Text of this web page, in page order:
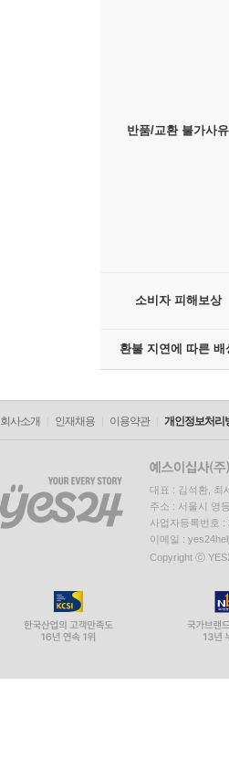
반품/교환 불가사유
소비자 피해보상
환불 지연에 따른 배
회사소개 인재채용 이용약관 개인정보처리
대표 : 김석환, 최
주소 : 서울시 영
사업자등록번호
이메일 :
Copyright ⓒ